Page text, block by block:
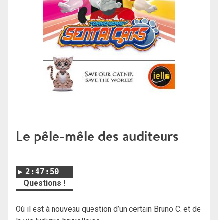
Le pêle-mêle des auditeurs
2:47:50
Questions !
Où il est à nouveau question d’un certain Bruno C. et de